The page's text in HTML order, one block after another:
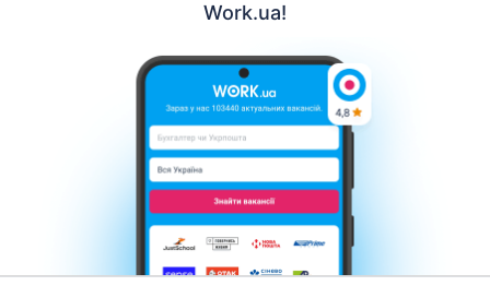
Work.ua!
Контакти Про нас
Кар’єра
Допомога Умови використання